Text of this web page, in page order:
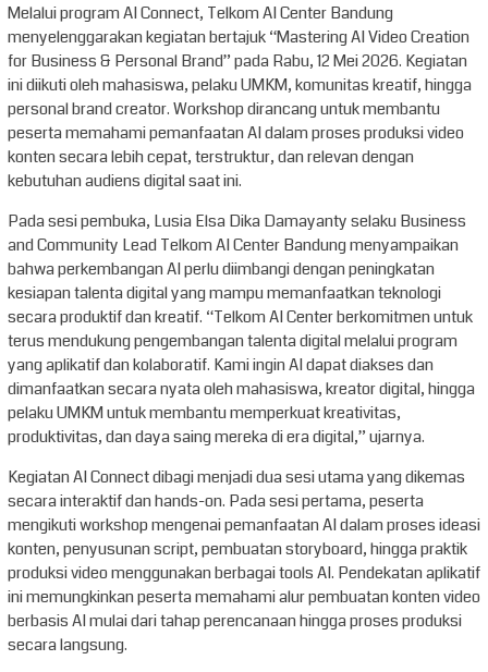
Melalui program AI Connect, Telkom AI Center Bandung
menyelenggarakan kegiatan bertajuk “Mastering AI Video Creation
for Business & Personal Brand” pada Rabu, 12 Mei 2026. Kegiatan
ini diikuti oleh mahasiswa, pelaku UMKM, komunitas kreatif, hingga
personal brand creator. Workshop dirancang untuk membantu
peserta memahami pemanfaatan AI dalam proses produksi video
konten secara lebih cepat, terstruktur, dan relevan dengan
kebutuhan audiens digital saat ini.
Pada sesi pembuka, Lusia Elsa Dika Damayanty selaku Business
and Community Lead Telkom AI Center Bandung menyampaikan
bahwa perkembangan AI perlu diimbangi dengan peningkatan
kesiapan talenta digital yang mampu memanfaatkan teknologi
secara produktif dan kreatif. “Telkom AI Center berkomitmen untuk
terus mendukung pengembangan talenta digital melalui program
yang aplikatif dan kolaboratif. Kami ingin AI dapat diakses dan
dimanfaatkan secara nyata oleh mahasiswa, kreator digital, hingga
pelaku UMKM untuk membantu memperkuat kreativitas,
produktivitas, dan daya saing mereka di era digital,” ujarnya.
Kegiatan AI Connect dibagi menjadi dua sesi utama yang dikemas
secara interaktif dan hands-on. Pada sesi pertama, peserta
mengikuti workshop mengenai pemanfaatan AI dalam proses ideasi
konten, penyusunan script, pembuatan storyboard, hingga praktik
produksi video menggunakan berbagai tools AI. Pendekatan aplikatif
ini memungkinkan peserta memahami alur pembuatan konten video
berbasis AI mulai dari tahap perencanaan hingga proses produksi
secara langsung.